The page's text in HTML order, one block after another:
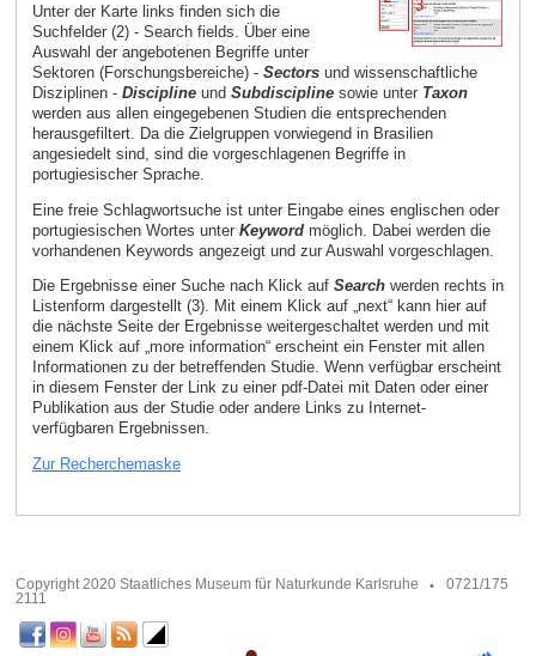
Unter der Karte links finden sich die
Suchfelder (2) - Search fields. Über eine
Auswahl der angebotenen Begriffe unter
Sektoren (Forschungsbereiche) - Sectors und wissenschaftliche
Disziplinen - Discipline und Subdisciplinesowie unter Taxon
werden aus allen eingegebenen Studien die entsprechenden
herausgefiltert. Da die Zielgruppen vorwiegend in Brasilien
angesiedelt sind, sind die vorgeschlagenen Begriffe in
portugiesischer Sprache.
Eine freie Schlagwortsuche ist unter Eingabe eines englischen oder
portugiesischen Wortes unter Keyword möglich. Dabei werden die
vorhandenen Keywords angezeigt und zur Auswahl vorgeschlagen.
Die Ergebnisse einer Suche nach Klick auf Search werden rechts in
Listenform dargestellt (3). Mit einem Klick auf „next“ kann hier auf
die nächste Seite der Ergebnisse weitergeschaltet werden und mit
einem Klick auf „more information“ erscheint ein Fenster mit allen
Informationen zu der betreffenden Studie. Wenn verfügbar erscheint
in diesem Fenster der Link zu einer pdf-Datei mit Daten oder einer
Publikation aus der Studie oder andere Links zu Internet-
verfügbaren Ergebnissen.
Zur Recherchemaske
Copyright 2020 Staatliches Museum für Naturkunde Karlsruhe
0721/175
2111